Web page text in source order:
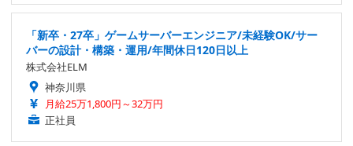
「新卒・27卒」ゲームサーバーエンジニア/未経験OK/サー
バーの設計・構築・運用/年間休日120日以上
株式会社ELM
神奈川県
月給25万1,800円～32万円
正社員